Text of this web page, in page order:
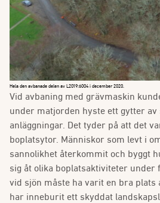
Hela den avbanade delen av L2019:6004 i december 2020.
Vid avbaning med grävmaskin
under matjorden hyste ett gytter av
anläggningar. Det tyder på att det
boplatsytor. Människor som levt i
sannolikhet återkommit och byggt
sig åt olika boplatsaktiviteter under
vid sjön måste ha varit en bra plats
har inneburit ett skyddat